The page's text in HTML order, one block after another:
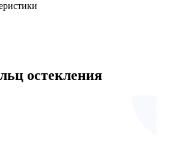
остекления